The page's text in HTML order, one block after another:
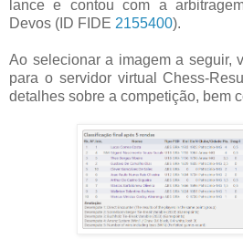
lance e contou com a
Devos (ID FIDE 2155400).
Ao selecionar a imagem a seguir,
para o servidor virtual Chess-
detalhes sobre a competição, bem